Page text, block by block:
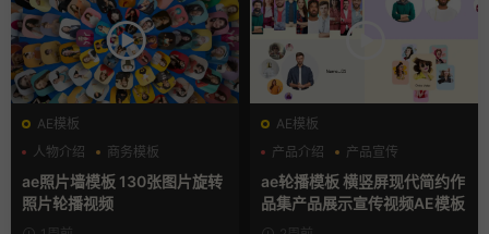
AE模板
人物介绍
商务模板
幻灯片
ae照片墙模板 130张图片旋转
照片轮播视频
AE模板
产品介绍
产品宣传
产品展示
ae轮播模板 横竖屏现代简约作
品集产品展示宣传视频AE模板